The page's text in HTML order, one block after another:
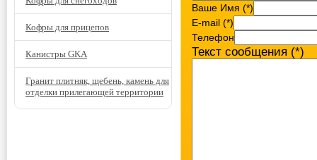
Ваше Имя (*)
E-mail (*)
Телефон
Текст сообщения (*)
Кофры для прицепов
Канистры GKA
Гранит плитняк, щебень, камень для
отделки прилегающей территории